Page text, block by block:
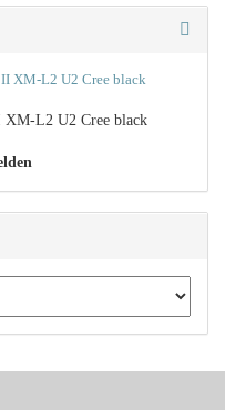
XM-L2 U2 Cree black